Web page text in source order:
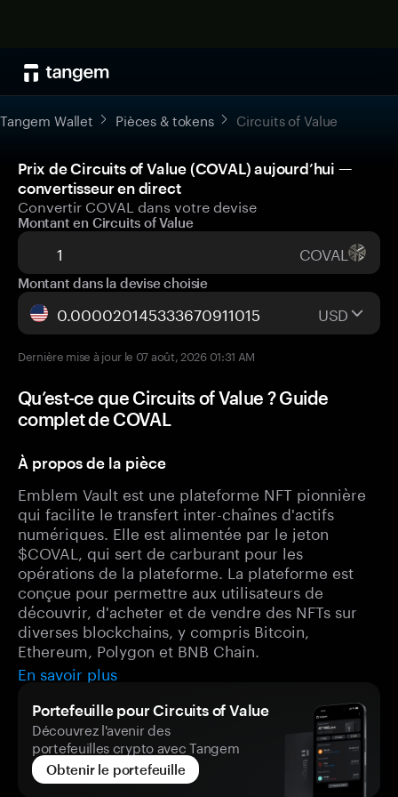
Tangem Wallet Pièces & tokens Circuits of Value
Prix de Circuits of Value (COVAL) aujourd’hui —
convertisseur en direct
Convertir COVAL dans votre devise
Montant en Circuits of Value
COVAL
Montant dans la devise choisie
USD
Dernière mise à jour le 07 août, 2026 01:31 AM
Qu’est-ce que Circuits of Value ? Guide
complet de COVAL
À propos de la pièce
Emblem Vault est une plateforme NFT pionnière
qui facilite le transfert inter-chaînes d'actifs
numériques. Elle est alimentée par le jeton
$COVAL, qui sert de carburant pour les
opérations de la plateforme. La plateforme est
conçue pour permettre aux utilisateurs de
découvrir, d'acheter et de vendre des NFTs sur
diverses blockchains, y compris Bitcoin,
Ethereum, Polygon et BNB Chain.
En savoir plus
Portefeuille pour Circuits of Value
Découvrez l'avenir des
portefeuilles crypto avec Tangem
Obtenir le portefeuille